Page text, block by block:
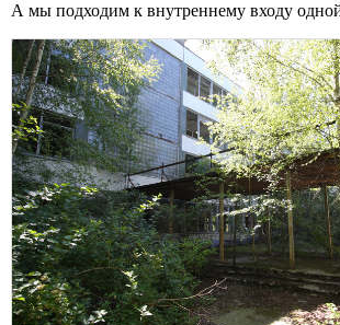
А мы подходим к внутреннему входу